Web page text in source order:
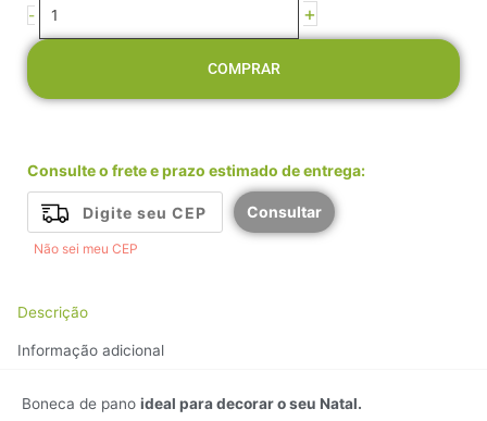
-
quantidade
+
COMPRAR
Consulte o frete e prazo estimado de entrega:
Consultar
Não sei meu CEP
Descrição
Informação adicional
Boneca de pano ideal para decorar o seu Natal.